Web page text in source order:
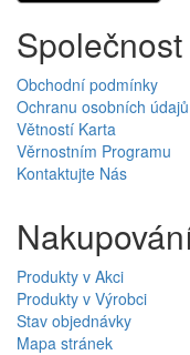
Společnost
Obchodní podmínky
Ochranu osobních
Větností Karta
Věrnostním Programu
Kontaktujte Nás
Produkty v Akci
Produkty v Výrobci
Stav objednávky
Mapa stránek